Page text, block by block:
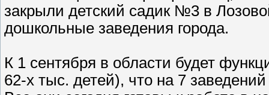
закрыли детский садик №3 в
дошкольные заведения города.
К 1 сентября в области будет
62-х тыс. детей), что на 7